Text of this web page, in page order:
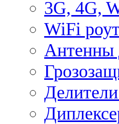
3G, 4G,
WiFi
Антенны